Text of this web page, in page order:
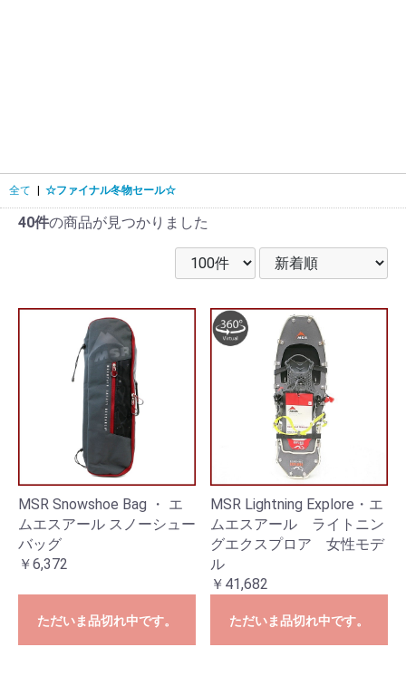
全て ☆ファイナル冬物セール☆
40件の商品が見つかりました
MSR Snowshoe Bag ・ エ
ムエスアール スノーシュー
バッグ
￥6,372
ただいま品切れ中です。
MSR Lightning Explore・エ
ムエスアール ライトニン
グエクスプロア 女性モデ
ル
￥41,682
ただいま品切れ中です。